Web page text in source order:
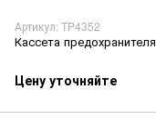
Артикул: TP4352
Кассета предохранителя
Цену уточняйте